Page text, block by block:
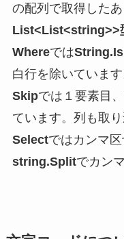
の配列で取得した
List<List<string>>
Whereでは
白行を除いています
Skipでは１要素目
ています。列も取
Selectではカンマ
string.Splitでカン